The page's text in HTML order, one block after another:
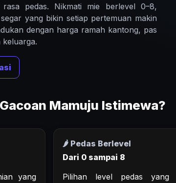
pedas. Nikmati mie berlevel 0–8,
yang bikin setiap pertemuan makin
dengan harga ramah kantong, pas
keluarga.
Mamuju Istimewa?
yang
🌶️ Pedas Berlevel
Dari 0 sampai 8
Pilihan level pedas yang